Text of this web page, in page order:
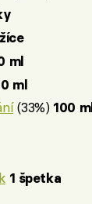
ml
ml
(33%) 100 ml
1 špetka